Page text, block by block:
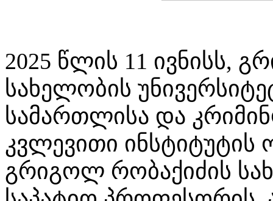
2025 წლის 11 ივნისს,
სახელობის
სამართლისა და
კვლევითი ინსტიტუტის
გრიგოლ რობაქიძის